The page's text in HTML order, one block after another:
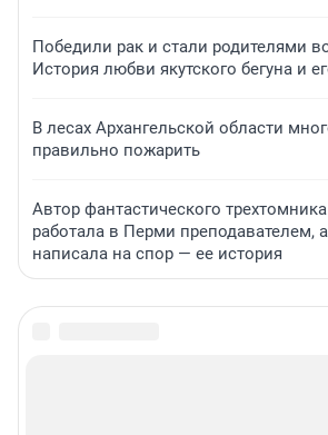
Победили рак и стали родителями
История любви якутского бегуна и
В лесах Архангельской области
правильно пожарить
Автор фантастического
работала в Перми преподавателем,
написала на спор — ее история